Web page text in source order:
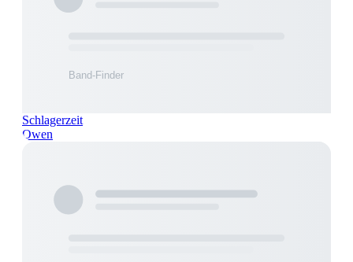
Schlagerzeit
Owen